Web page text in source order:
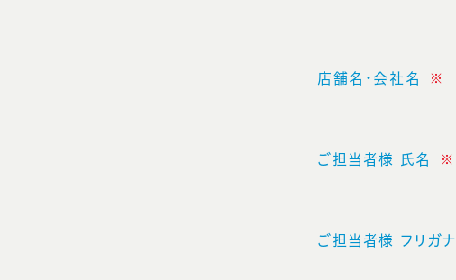
店舗名・会社名 ※
ご担当者様 氏名 ※
ご担当者様 フリガナ